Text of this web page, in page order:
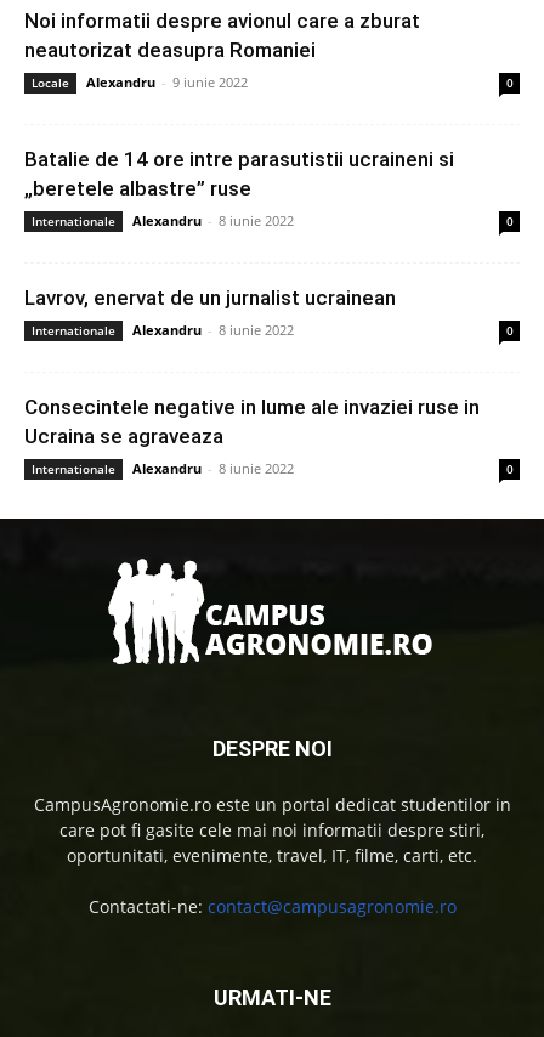
Noi informatii despre avionul care a zburat
neautorizat deasupra Romaniei
Locale Alexandru - 9 iunie 2022 0
Batalie de 14 ore intre parasutistii ucraineni si
„beretele albastre” ruse
Internationale Alexandru - 8 iunie 2022 0
Lavrov, enervat de un jurnalist ucrainean
Internationale Alexandru - 8 iunie 2022 0
Consecintele negative in lume ale invaziei ruse in
Ucraina se agraveaza
Internationale Alexandru - 8 iunie 2022 0
DESPRE NOI
CampusAgronomie.ro este un portal dedicat studentilor in
care pot fi gasite cele mai noi informatii despre stiri,
oportunitati, evenimente, travel, IT, filme, carti, etc.
Contactati-ne: contact@campusagronomie.ro
URMATI-NE